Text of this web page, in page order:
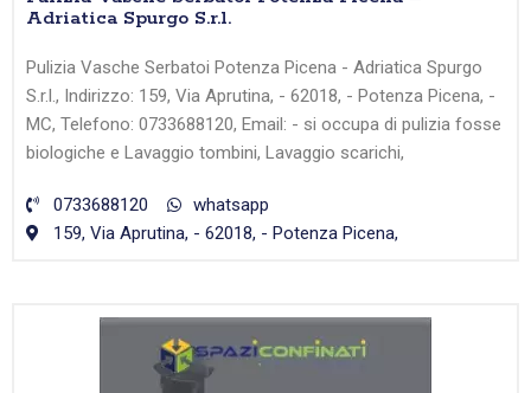
Adriatica Spurgo S.r.l.
Pulizia Vasche Serbatoi Potenza Picena - Adriatica Spurgo
S.r.l., Indirizzo: 159, Via Aprutina, - 62018, - Potenza Picena, -
MC, Telefono: 0733688120, Email: - si occupa di pulizia fosse
biologiche e Lavaggio tombini, Lavaggio scarichi,
0733688120
whatsapp
159, Via Aprutina, - 62018, - Potenza Picena,